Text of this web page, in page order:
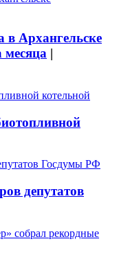
в Архангельске
месяца |
депутатов